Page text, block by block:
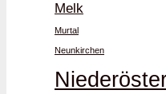
Melk
Murtal
Neunkirchen